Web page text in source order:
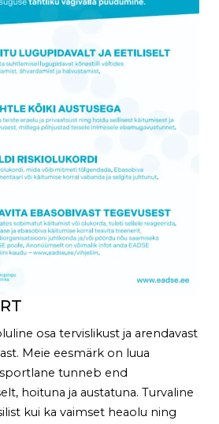
osa tervislikust ja arendavast
Meie eesmärk on luua
tunneb end
hoituna ja austatuna. Turvaline
kui ka vaimset heaolu ning